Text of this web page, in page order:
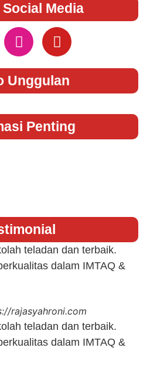
Media
Unggulan
Penting
teladan dan terbaik.
dalam IMTAQ &
rajasyahroni.com
teladan dan terbaik.
dalam IMTAQ &